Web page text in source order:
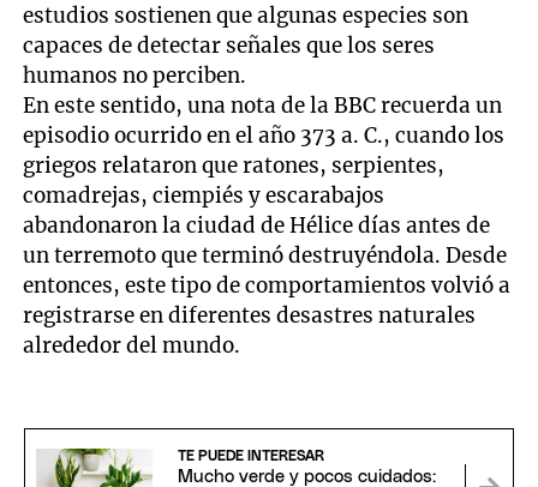
estudios sostienen que algunas especies son
capaces de detectar señales que los seres
humanos no perciben.
En este sentido, una nota de la BBC recuerda un
episodio ocurrido en el año 373 a. C., cuando los
griegos relataron que ratones, serpientes,
comadrejas, ciempiés y escarabajos
abandonaron la ciudad de Hélice días antes de
un terremoto que terminó destruyéndola. Desde
entonces, este tipo de comportamientos volvió a
registrarse en diferentes desastres naturales
alrededor del mundo.
TE PUEDE INTERESAR
Mucho verde y pocos cuidados: